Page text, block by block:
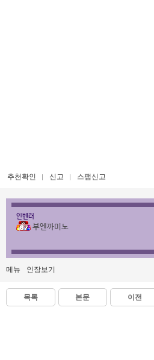
추천확인 신고 스팸신고
인벤러
부엔까미노
메뉴 인장보기
목록 본문 이전